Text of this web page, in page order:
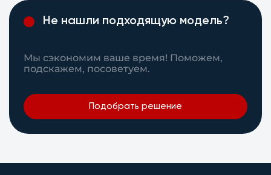
Не нашли подходящую модель?
Мы сэкономим ваше время! Поможем,
подскажем, посоветуем.
Подобрать решение